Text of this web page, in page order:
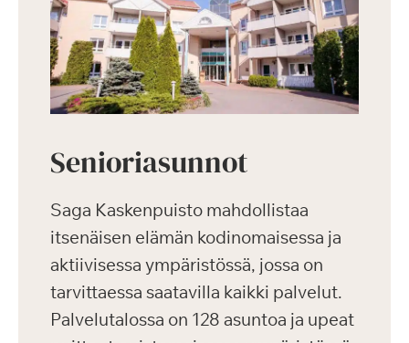
Senioriasunnot
Saga Kaskenpuisto mahdollistaa
itsenäisen elämän kodinomaisessa ja
aktiivisessa ympäristössä, jossa on
tarvittaessa saatavilla kaikki palvelut.
Palvelutalossa on 128 asuntoa ja upeat